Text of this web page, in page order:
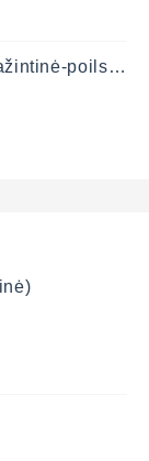
Pietų Prancūzijos ir Italijos Rivjera (pažintinė-poilsinė) 9 d.